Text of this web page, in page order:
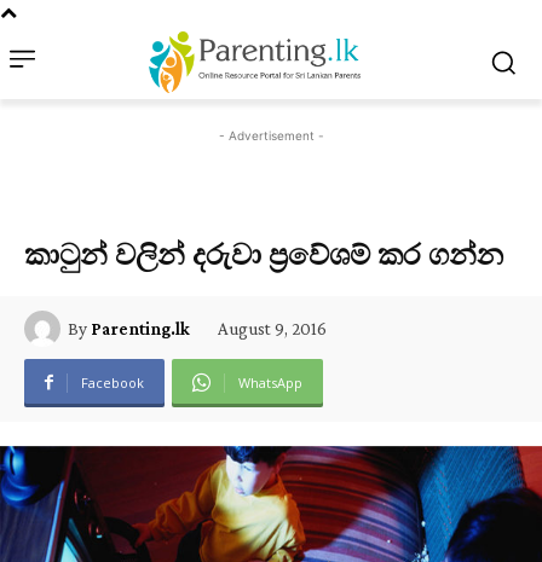
- Advertisement -
කාටුන් වලින් දරුවා ප්‍රවේශම් කර ගන්න
By Parenting.lk August 9, 2016
Facebook WhatsApp